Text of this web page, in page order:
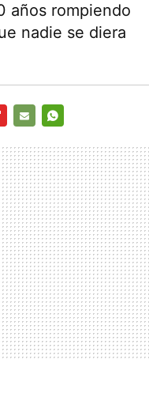
años rompiendo
nadie se diera
MAIL